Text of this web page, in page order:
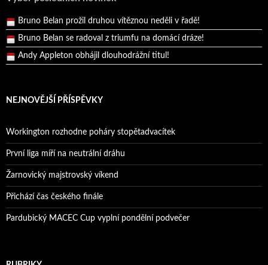
Bruno Belan prožil druhou vítěznou neděli v řadě!
Bruno Belan se radoval z triumfu na domácí dráze!
Andy Appleton obhájil dlouhodrážní titul!
NEJNOVĚJŠÍ PŘÍSPĚVKY
Workington rozhodne poháry stopětadvacítek
První liga míří na neutrální dráhu
Žarnovický majstrovský víkend
Přichází čas českého finále
Pardubický MACEC Cup vyplní pondělní podvečer